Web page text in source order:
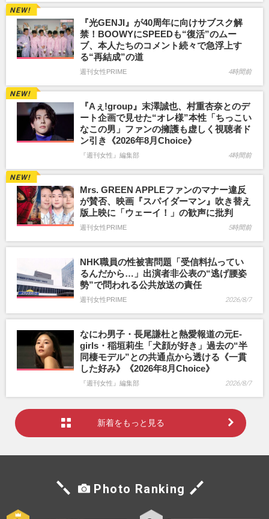
『光GENJI』が40周年に向けサブスク解
禁！BOOWYにSPEEDも“復活”のムー
ブ、本人たちのコメント続々で急浮上す
る“再結成”の道
週刊女性PRIME 4時間前
『Aぇ!group』末澤誠也、村重杏奈とのデ
ート企画で見せた“オレ様”本性「ちっこい
なこの男」ファンの擁護も虚しく視聴者ド
ン引き《2026年8月Choice》
『週刊女性』編集部 4時間前
Mrs. GREEN APPLEファンのマナー違反
が賛否、映画『スパイダーマン』吹き替え
版上映に「ウェーイ！」の歓声に批判
週刊女性PRIME 5時間前
NHK職員の性被害問題「受信料払ってい
るんだから…」出演者非公表の“逃げ腰姿
勢”で問われる公共放送の責任
週刊女性PRIME 2026/8/7
なにわ男子・長尾謙杜と熱愛報道の元E-
girls・稲垣莉生「犬顔が好き」過去の“半
同棲モデル”との共通点から透ける《一貫
した好み》《2026年8月Choice》
『週刊女性』編集部 2026/8/7
新着をもっと見る
Photo Ranking